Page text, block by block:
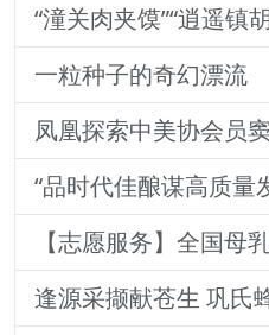
一粒种子的奇幻漂流